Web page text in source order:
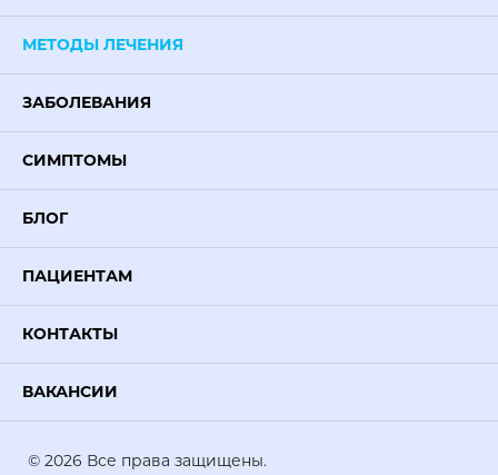
МЕТОДЫ ЛЕЧЕНИЯ
ЗАБОЛЕВАНИЯ
СИМПТОМЫ
БЛОГ
ПАЦИЕНТАМ
КОНТАКТЫ
ВАКАНСИИ
© 2026 Все права защищены.